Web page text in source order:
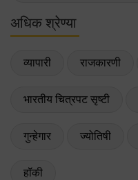
अधिक श्रेण्या
व्यापारी राजकारणी
भारतीय चित्रपट सृष्टी
गुन्हेगार ज्योतिषी
हॉकी